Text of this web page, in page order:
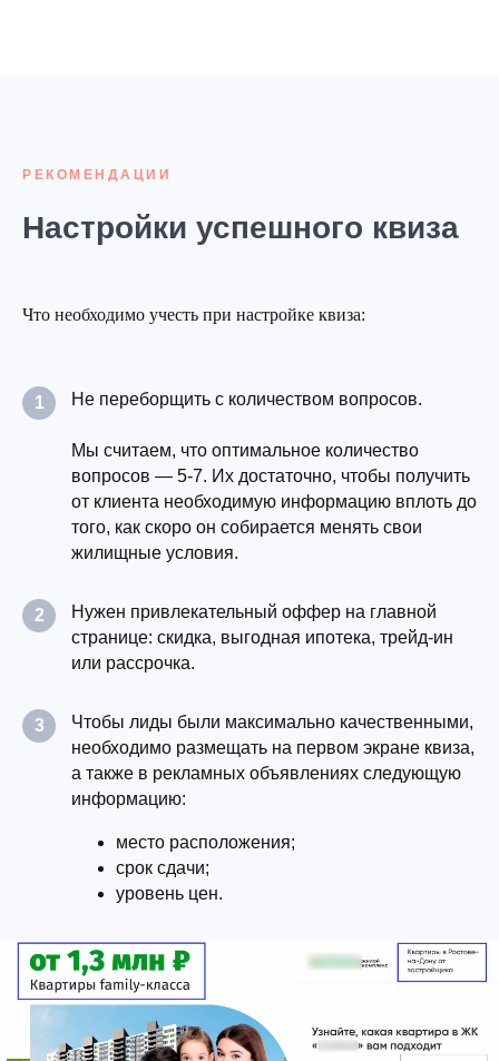
РЕКОМЕНДАЦИИ
Настройки успешного квиза
Что необходимо учесть при настройке квиза:
1 Не переборщить с количеством вопросов.
Мы считаем, что оптимальное количество
вопросов — 5-7. Их достаточно, чтобы получить
от клиента необходимую информацию вплоть до
того, как скоро он собирается менять свои
жилищные условия.
2
Нужен привлекательный оффер на главной
странице: скидка, выгодная ипотека, трейд-ин
или рассрочка.
3
Чтобы лиды были максимально качественными,
необходимо размещать на первом экране квиза,
а также в рекламных объявлениях следующую
информацию:
место расположения;
срок сдачи;
уровень цен.